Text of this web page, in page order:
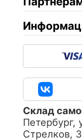
Cклад
Петербург,
Стрелков,